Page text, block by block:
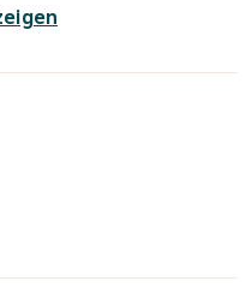
Sie können mit
TV, USB-